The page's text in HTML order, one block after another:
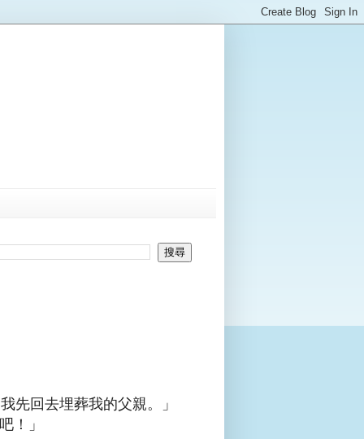
先回去埋葬我的父親。」
！」